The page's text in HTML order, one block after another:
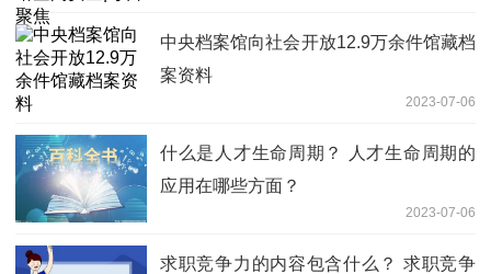
中央档案馆向社会开放12.9万余件馆藏档
案资料
2023-07-06
什么是人才生命周期？ 人才生命周期的
应用在哪些方面？
2023-07-06
求职竞争力的内容包含什么？ 求职竞争